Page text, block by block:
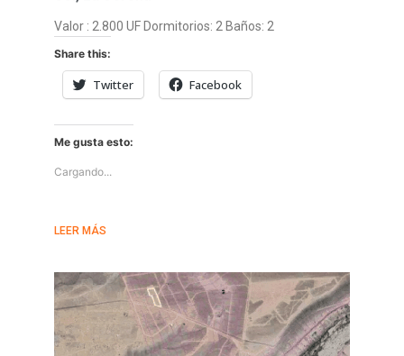
Valor : 2.800 UF Dormitorios: 2 Baños: 2
Share this:
Twitter Facebook
Me gusta esto:
Cargando...
LEER MÁS